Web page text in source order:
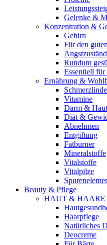
Gelenke &
Konzentration &
Gehirn
Für den
Rundum
Essentiell für
Ernährung &
Vitamine
Darm &
Diät &
Abnehmen
Entgiftung
Fatburner
Mineralstoffe
Vitalstoffe
Vitalpilze
Beauty & Pflege
HAUT & HAARE
Haarpflege
Natürliches
Deocreme